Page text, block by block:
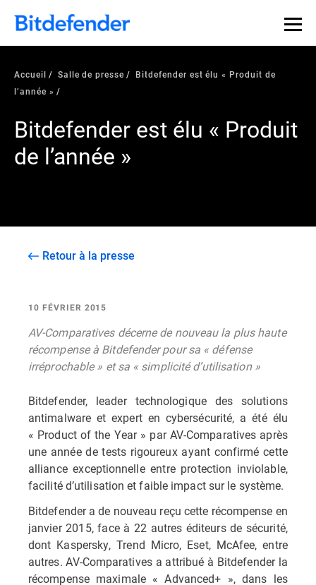
Accueil Salle de presse
Bitdefender est élu « Produit de
l’année »
Bitdefender est élu « Produit
de l’année »
Retour à la presse
10 FÉVRIER 2015
AV-Comparatives décerne de nouveau la plus haute
récompense à Bitdefender pour sa « défense
irréprochable » et sa « simplicité d’utilisation »
Bitdefender, leader technologique des solutions
antimalware et expert en cybersécurité, a été élu
« Product of the Year » par AV-Comparatives après
une année de tests rigoureux ayant confirmé cette
alliance exceptionnelle entre protection inviolable,
facilité d’utilisation et faible impact sur le système.
Bitdefender a de nouveau reçu cette récompense en
janvier 2015, face à 22 autres éditeurs de sécurité,
dont Kaspersky, Trend Micro, Eset, McAfee, entre
autres. AV-Comparatives a attribué à Bitdefender la
récompense maximale « Advanced+ », dans les